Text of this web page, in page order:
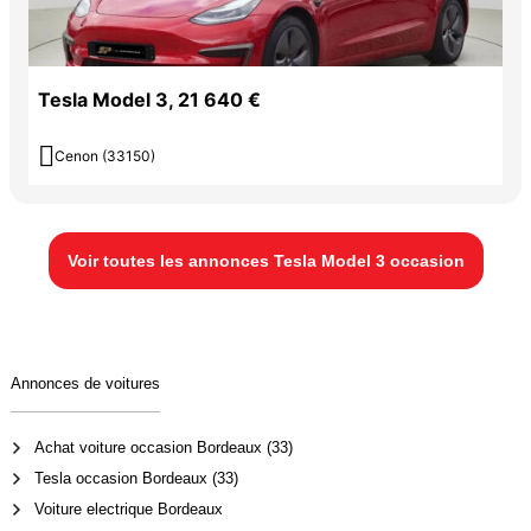
🧩 **So Perf – Votre Solution Automobile**
So Perf trouve les solutions ! 💡
Dépôt Vente
Particuliers-Professionnels-Export Hors Union Européenne
Garanties Mécaniques-Assurances
Tesla Model 3, 21 640 €
 Cenon (33150)
Voir toutes les annonces Tesla Model 3 occasion
Annonces de voitures
Achat voiture occasion Bordeaux (33)
Tesla occasion Bordeaux (33)
Voiture electrique Bordeaux